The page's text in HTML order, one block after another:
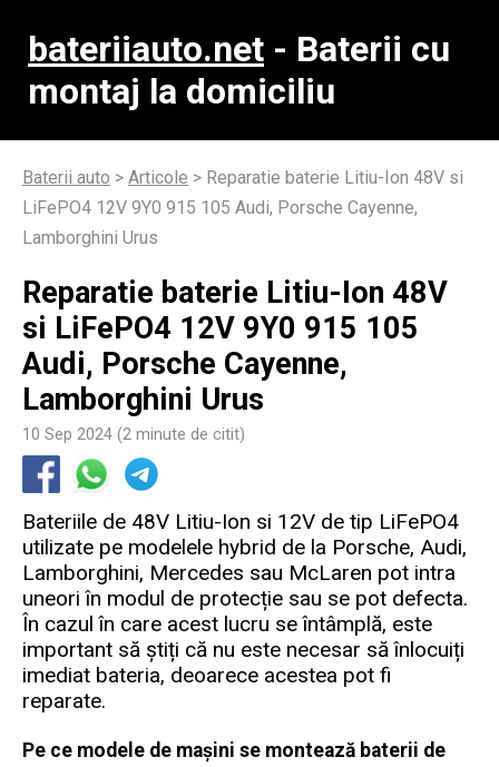
bateriiauto.net - Baterii cu
montaj la domiciliu
Baterii auto > Articole > Reparatie baterie Litiu-Ion 48V si
LiFePO4 12V 9Y0 915 105 Audi, Porsche Cayenne,
Lamborghini Urus
Reparatie baterie Litiu-Ion 48V
si LiFePO4 12V 9Y0 915 105
Audi, Porsche Cayenne,
Lamborghini Urus
10 Sep 2024 (2 minute de citit)
Bateriile de 48V Litiu-Ion si 12V de tip LiFePO4
utilizate pe modelele hybrid de la Porsche, Audi,
Lamborghini, Mercedes sau McLaren pot intra
uneori în modul de protecție sau se pot defecta.
În cazul în care acest lucru se întâmplă, este
important să știți că nu este necesar să înlocuiți
imediat bateria, deoarece acestea pot fi
reparate.
Pe ce modele de mașini se montează baterii de